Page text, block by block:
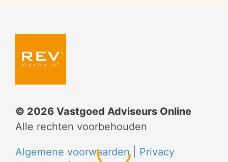
© 2026 Vastgoed Adviseurs Online
Alle rechten voorbehouden
Algemene voorwaarden | Privacy